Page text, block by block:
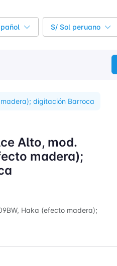
S/ Sol peruano
digitación Barroca
Alto, mod.
madera);
Haka (efecto madera);